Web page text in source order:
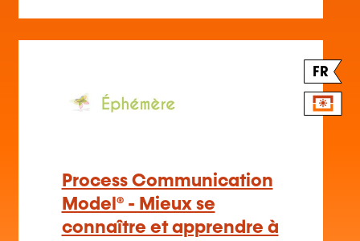
FR
Process Communication
Model® - Mieux se
connaître et apprendre à